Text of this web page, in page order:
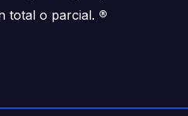
total o parcial. ®